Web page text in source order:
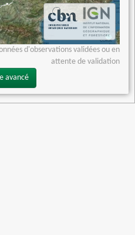
d'observations validées ou en
attente de validation
avancé